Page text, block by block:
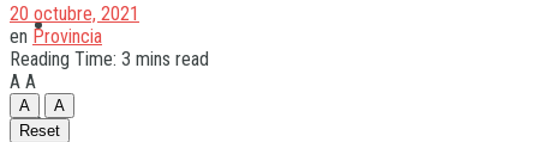
Quilmes
Varela
20 octubre, 2021
en Provincia
Reading Time: 3 mins read
A A
A
A
Reset